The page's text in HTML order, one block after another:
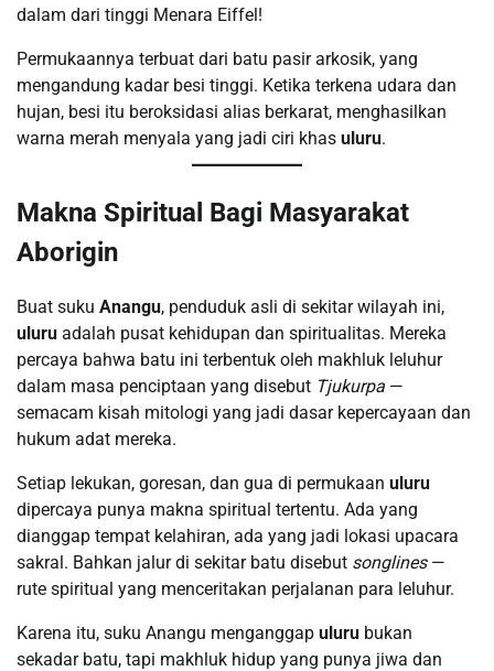
dalam dari tinggi Menara Eiffel!
Permukaannya terbuat dari batu pasir arkosik, yang
mengandung kadar besi tinggi. Ketika terkena udara dan
hujan, besi itu beroksidasi alias berkarat, menghasilkan
warna merah menyala yang jadi ciri khas uluru.
Makna Spiritual Bagi Masyarakat
Aborigin
Buat suku Anangu, penduduk asli di sekitar wilayah ini,
uluru adalah pusat kehidupan dan spiritualitas. Mereka
percaya bahwa batu ini terbentuk oleh makhluk leluhur
dalam masa penciptaan yang disebut Tjukurpa —
semacam kisah mitologi yang jadi dasar kepercayaan dan
hukum adat mereka.
Setiap lekukan, goresan, dan gua di permukaan uluru
dipercaya punya makna spiritual tertentu. Ada yang
dianggap tempat kelahiran, ada yang jadi lokasi upacara
sakral. Bahkan jalur di sekitar batu disebut songlines—
rute spiritual yang menceritakan perjalanan para leluhur.
Karena itu, suku Anangu menganggap uluru bukan
sekadar batu, tapi makhluk hidup yang punya jiwa dan